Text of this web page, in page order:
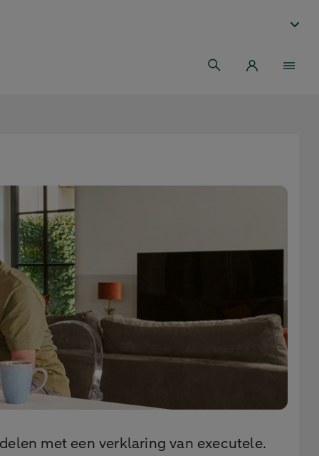
met een verklaring van executele.